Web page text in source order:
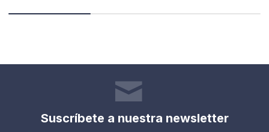
Suscríbete a nuestra newsletter